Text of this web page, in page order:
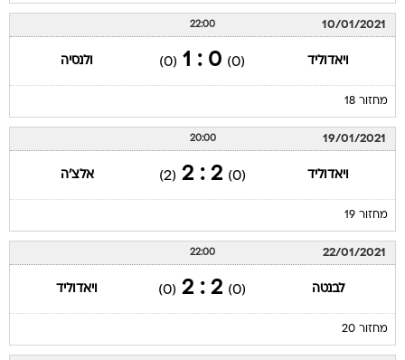
10/01/2021
22:00
ויאדוליד (0)
0 : 1
(0) ולנסיה
מחזור 18
19/01/2021
20:00
ויאדוליד (0)
2 : 2
(2) אלצ'ה
מחזור 19
22/01/2021
22:00
לבנטה (0)
2 : 2
(0) ויאדוליד
מחזור 20